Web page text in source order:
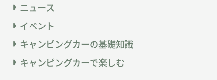
ニュース
イベント
キャンピングカーの基礎知識
キャンピングカーで楽しむ